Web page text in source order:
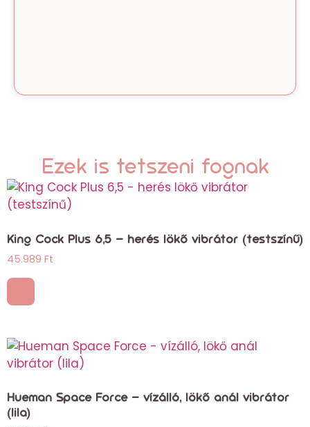
Ezek is tetszeni fognak
King Cock Plus 6,5 – herés lökő vibrátor (testszínű)
45.989 Ft
Hueman Space Force – vízálló, lökő anál vibrátor
(lila)